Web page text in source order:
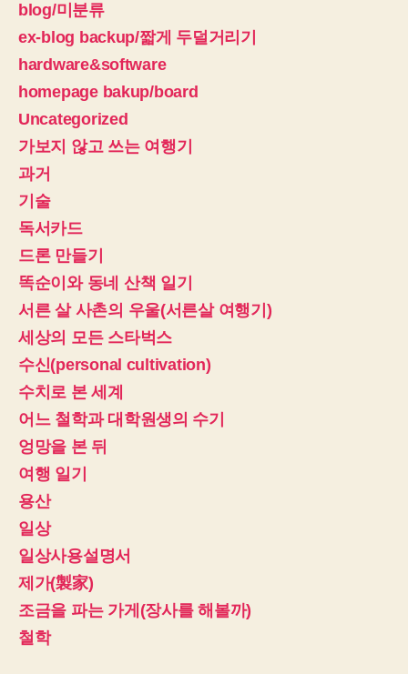
blog/미분류
ex-blog backup/짧게 두덜거리기
hardware&software
homepage bakup/board
Uncategorized
가보지 않고 쓰는 여행기
과거
기술
독서카드
드론 만들기
똑순이와 동네 산책 일기
서른 살 사촌의 우울(서른살 여행기)
세상의 모든 스타벅스
수신(personal cultivation)
수치로 본 세계
어느 철학과 대학원생의 수기
엉망을 본 뒤
여행 일기
용산
일상
일상사용설명서
제가(製家)
조금을 파는 가게(장사를 해볼까)
철학